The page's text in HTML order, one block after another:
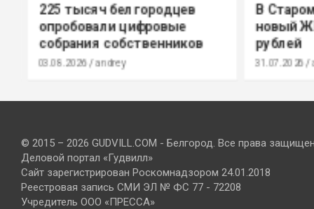
225 тысяч белгородцев
опробовали цифровые
собрания собственников
03.08.2026 andrey
В
новый
рублей
31.07.2026
© 2015 – 2026 GUDVILL.COM - Белгород. Все права
Деловой портал «Гудвилл»
Сайт зарегистрирован Роскомнадзором 24.01.2018
Реестровая запись СМИ ЭЛ № ФС 77 - 72208
Учредитель ООО «ПРЕССА»